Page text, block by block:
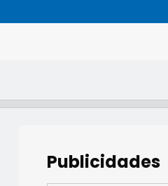
Publicidades